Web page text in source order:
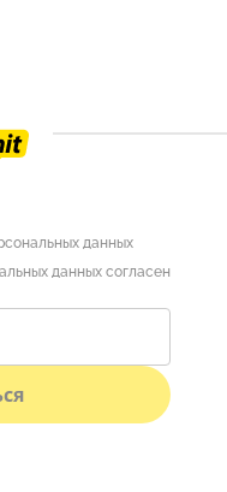
данных
данных согласен